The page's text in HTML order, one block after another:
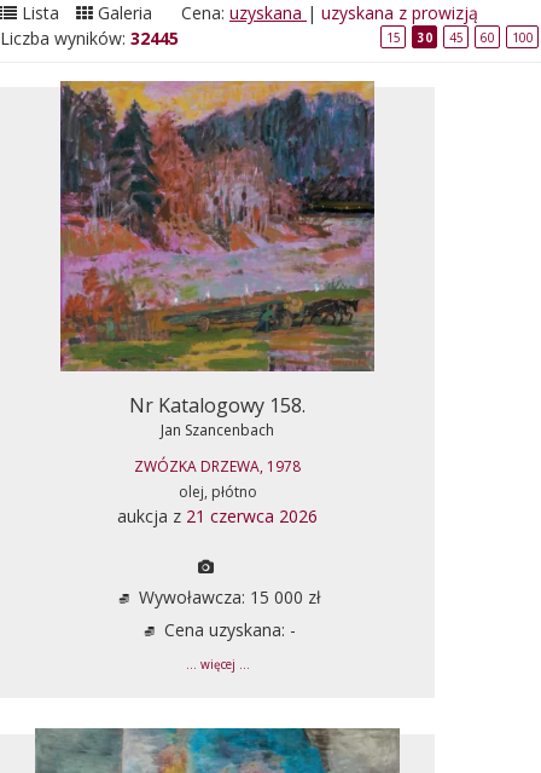
Lista Galeria Cena: uzyskana | uzyskana z prowizją
Liczba wyników: 32445 15 30 45 60 100
Nr Katalogowy 158.
Jan Szancenbach
ZWÓZKA DRZEWA, 1978
olej, płótno
aukcja z 21 czerwca 2026
Wywoławcza: 15 000 zł
Cena uzyskana: -
... więcej ...